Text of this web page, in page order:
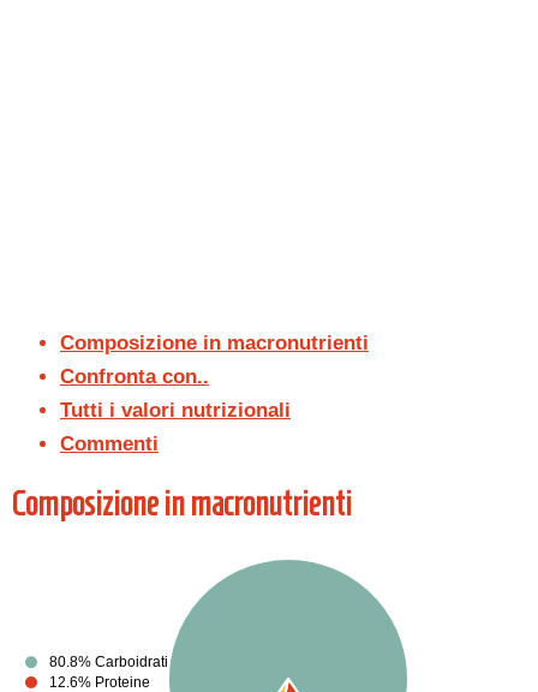
Composizione in macronutrienti
Confronta con..
Tutti i valori nutrizionali
Commenti
Composizione in macronutrienti
80.8% Carboidrati
12.6% Proteine